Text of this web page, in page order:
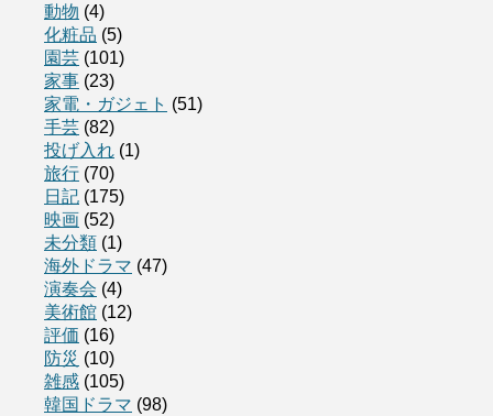
動物 (4)
化粧品 (5)
園芸 (101)
家事 (23)
家電・ガジェト (51)
手芸 (82)
投げ入れ (1)
旅行 (70)
日記 (175)
映画 (52)
未分類 (1)
海外ドラマ (47)
演奏会 (4)
美術館 (12)
評価 (16)
防災 (10)
雑感 (105)
韓国ドラマ (98)